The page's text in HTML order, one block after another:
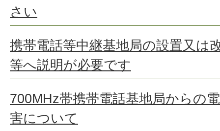
さい
携帯電話等中継基地局の設置又は
等へ説明が必要です
700MHz帯携帯電話基地局からの
害について